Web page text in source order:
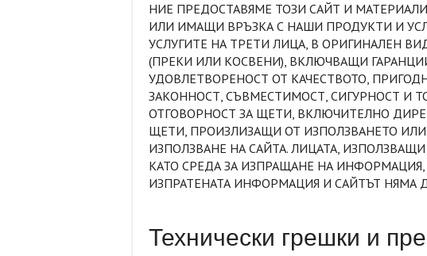
НИЕ ПРЕДОСТАВЯМЕ ТОЗИ САЙТ И
ИЛИ ИМАЩИ ВРЪЗКА С НАШИ ПРОДУКТИ И
УСЛУГИТЕ НА ТРЕТИ ЛИЦА, В ОРИГИНАЛЕН
(ПРЕКИ ИЛИ КОСВЕНИ), ВКЛЮЧВАЩИ
УДОВЛЕТВОРЕНОСТ ОТ КАЧЕСТВОТО,
ЗАКОННОСТ, СЪВМЕСТИМОСТ, СИГУРНОСТ И
ОТГОВОРНОСТ ЗА ЩЕТИ, ВКЛЮЧИТЕЛНО
ЩЕТИ, ПРОИЗЛИЗАЩИ ОТ ИЗПОЛЗВАНЕТО
ИЗПОЛЗВАНЕ НА САЙТА. ЛИЦАТА,
КАТО СРЕДА ЗА ИЗПРАЩАНЕ НА
ИЗПРАТЕНАТА ИНФОРМАЦИЯ И САЙТЪТ НЯМА
Технически грешки и